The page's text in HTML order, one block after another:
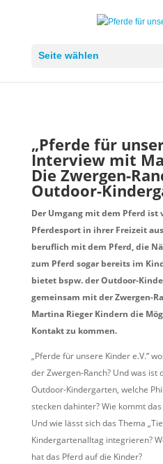
Seite wählen
„Pferde für
Interview mit
Die Zwergen-
Outdoor-
Der Umgang mit dem Pferd
Pferdesport in ihrer Freizeit
beruflich mit dem Pferd, die
zum Pferd sogar bereits im
bietet bspw. der Outdoor-
gemeinsam mit der Zwergen-
Martina Rieger Kindern die
Kontakt zu kommen.
„Pferde für unsere Kinder e.V.“
der Zwergen-Ranch? Und was ist
Outdoor-Kindergarten, welche
stecken dahinter? Wie kommt
Und wie lässt sich das Thema
Kindergartenalltag integrieren?
hat das Pferd auf die Kinder?